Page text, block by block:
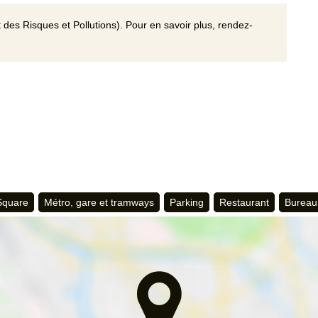
Risques et Pollutions). Pour en savoir plus, rendez-
Métro, gare et tramways Parking Restaurant